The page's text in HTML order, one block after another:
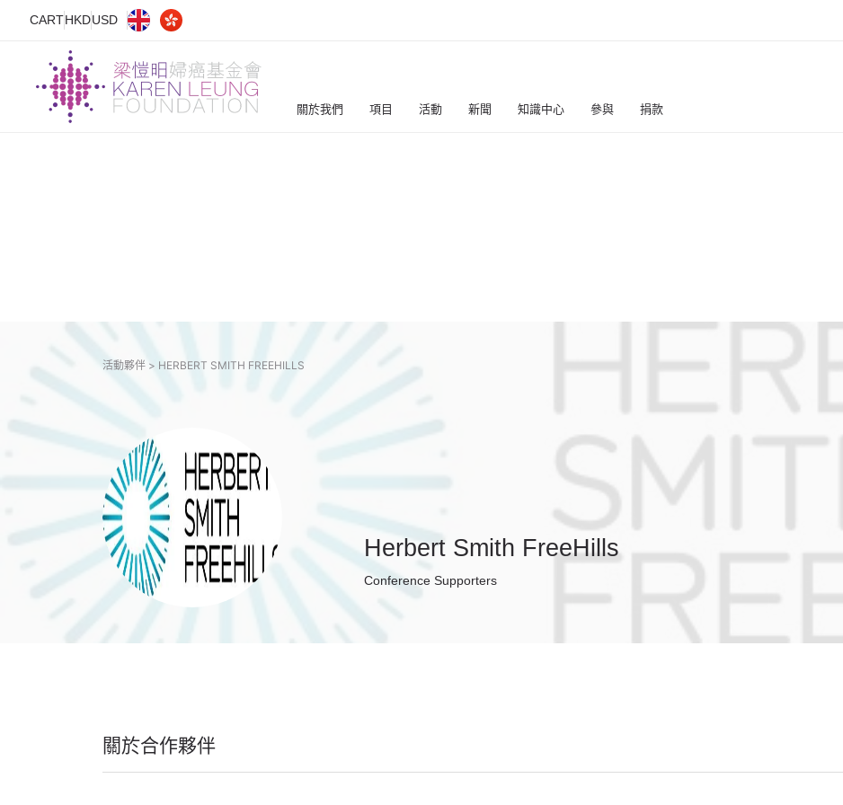
CARTHKDUSD
關於我們 項目 活動 新聞 知識中心 參與 捐款
活動夥伴 > HERBERT SMITH FREEHILLS
Herbert Smith FreeHills
Conference Supporters
關於合作夥伴